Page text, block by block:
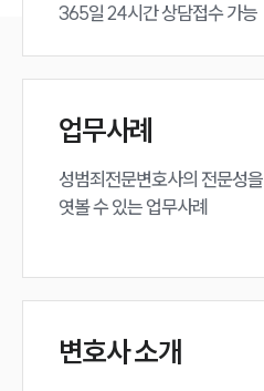
365일 24시간 상담접수 가능
업무사례
성범죄전문변호사의 전문성을
엿볼 수 있는 업무사례
변호사 소개